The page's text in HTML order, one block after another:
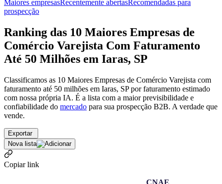
Maiores empresasRecentemente abertasRecomendadas para
prospecção
Ranking das 10 Maiores Empresas de
Comércio Varejista Com Faturamento
Até 50 Milhões em Iaras, SP
Classificamos as 10 Maiores Empresas de Comércio Varejista com
faturamento até 50 milhões em Iaras, SP por faturamento estimado
com nossa própria IA. É a lista com a maior previsibilidade e
confiabilidade do mercado para sua prospecção B2B. A verdade que
vende.
Exportar
Nova lista
Copiar link